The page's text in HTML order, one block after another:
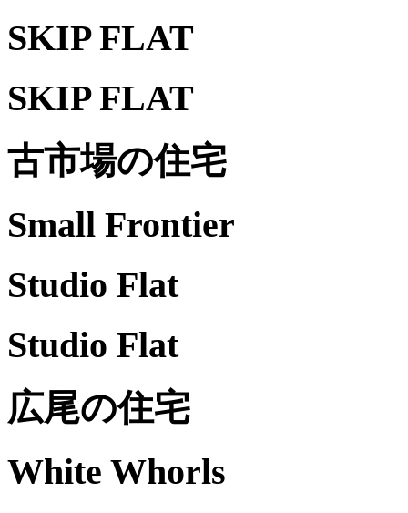
SKIP FLAT
SKIP FLAT
古市場の住宅
Small Frontier
Studio Flat
Studio Flat
広尾の住宅
White Whorls